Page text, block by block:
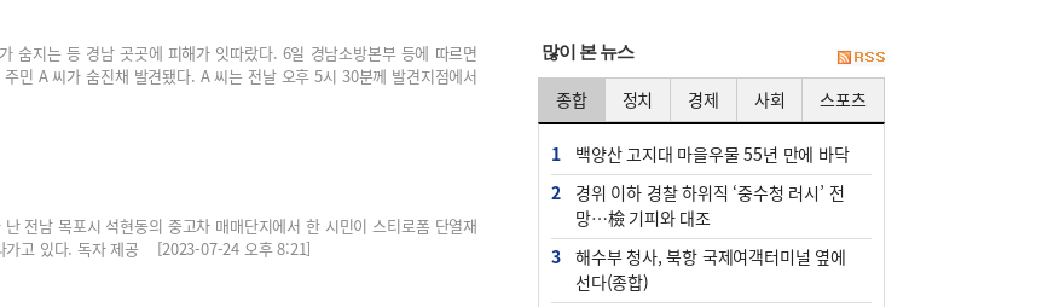
숨지는 등 경남 곳곳에 피해가 잇따랐다. 6일 경남소방본부 등에 따르면
민 A 씨가 숨진채 발견됐다. A 씨는 전날 오후 5시 30분께 발견지점에서
전남 목포시 석현동의 중고차 매매단지에서 한 시민이 스티로폼 단열재
가고 있다. 독자 제공 [2023-07-24 오후 8:21]
많이 본 뉴스
종합 정치 경제 사회 스포츠
1
백양산 고지대 마을우물 55년 만에 바닥
2
경위 이하 경찰 하위직 ‘중수청 러시’ 전
망…檢 기피와 대조
3
해수부 청사, 북항 국제여객터미널 옆에
선다(종합)